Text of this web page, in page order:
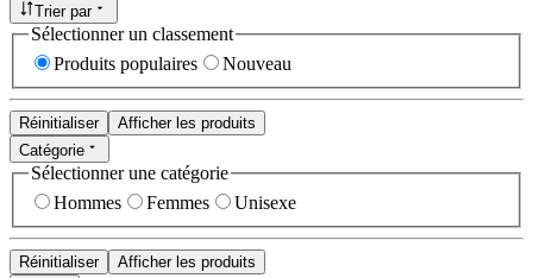
Trier par
Sélectionner un classement
Produits populaires
Nouveau
Réinitialiser
Afficher les produits
Catégorie
Sélectionner une catégorie
Hommes
Femmes Unisexe
Réinitialiser
Afficher les produits